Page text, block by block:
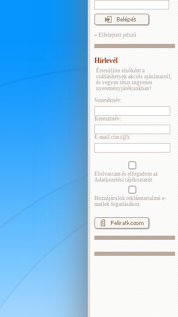
» Elfelejtett jelszó
Hírlevél
Értesüljön elsőként a
szálláshelyek akciós ajánlatairól,
és vegyen részt ingyenes
nyereményjátékunkban!
Vezetéknév:
Keresztnév:
E-mail cím (@):
Elolvastam és elfogadom az
Adatkezelési tájékoztatót
Hozzájárulok reklámtartalmú e-
mailek fogadásához.